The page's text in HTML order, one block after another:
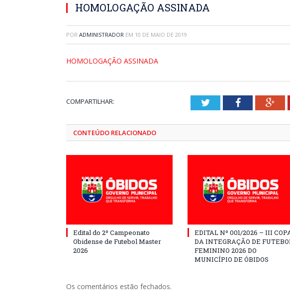
HOMOLOGAÇÃO ASSINADA
POR ADMINISTRADOR EM 10 DE MAIO DE 2019
HOMOLOGAÇÃO ASSINADA
COMPARTILHAR: TwitterFacebook
CONTEÚDO RELACIONADO
Edital do 2º Campeonato
Obidense de Futebol Master
2026
EDITAL Nº 001/2026 – III
DA INTEGRAÇÃO DE
FEMININO 2026 DO
MUNICÍPIO DE ÓBIDOS
Os comentários estão fechados.